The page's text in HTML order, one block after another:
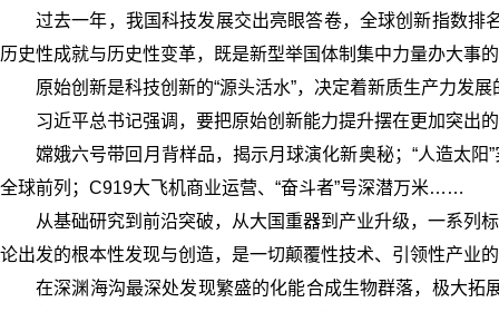
过去一年，我国科技发展交出亮眼答卷，全球创新指数
历史性成就与历史性变革，既是新型举国体制集中力量办大事
原始创新是科技创新的“源头活水”，决定着新质生产力发
习近平总书记强调，要把原始创新能力提升摆在更加突出
嫦娥六号带回月背样品，揭示月球演化新奥秘；“人造太
全球前列；C919大飞机商业运营、“奋斗者”号深潜万米……
从基础研究到前沿突破，从大国重器到产业升级，一系列
论出发的根本性发现与创造，是一切颠覆性技术、引领性产业
在深渊海沟最深处发现繁盛的化能合成生物群落，极大